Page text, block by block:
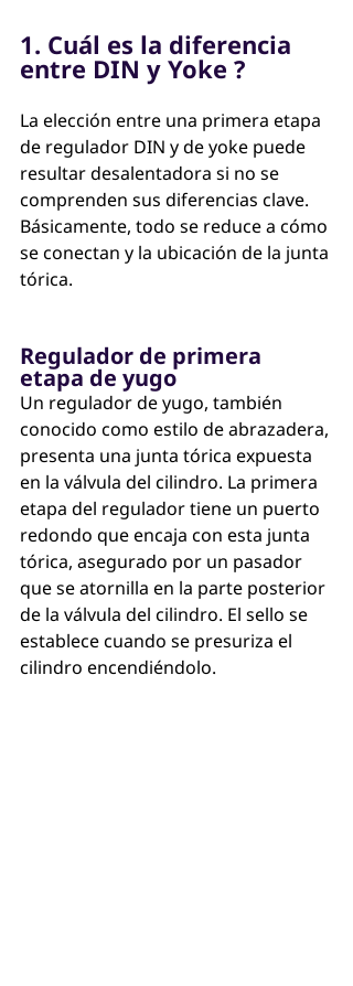
1. Cuál es la diferencia
entre DIN y Yoke ?
La elección entre una primera etapa
de regulador DIN y de yoke puede
resultar desalentadora si no se
comprenden sus diferencias clave.
Básicamente, todo se reduce a cómo
se conectan y la ubicación de la junta
tórica.
Regulador de primera
etapa de yugo
Un regulador de yugo, también
conocido como estilo de abrazadera,
presenta una junta tórica expuesta
en la válvula del cilindro. La primera
etapa del regulador tiene un puerto
redondo que encaja con esta junta
tórica, asegurado por un pasador
que se atornilla en la parte posterior
de la válvula del cilindro. El sello se
establece cuando se presuriza el
cilindro encendiéndolo.